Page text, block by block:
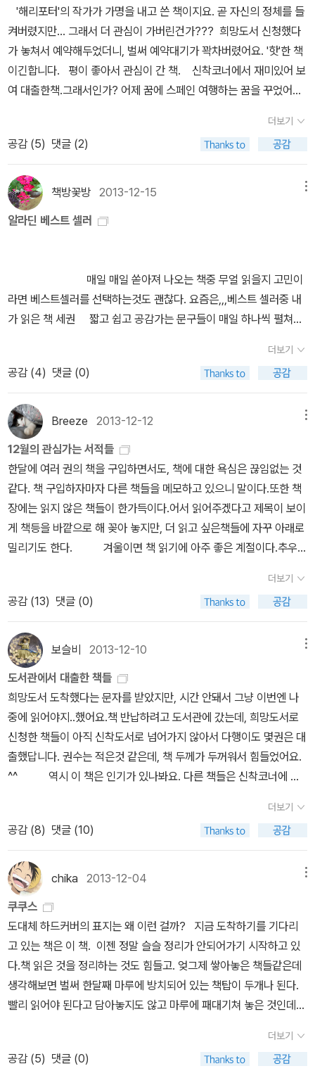
은 끝나지 않았다박경희 지음, 김인옥 그림 / 고려문화사 / 2014년 1
1월 어렸을 적에 (아마도 20대?) [여자 마흔 다섯] 이라는 소설을
읽었던 기억이 난다. 그 땐 내 나이 마흔 다섯엔 과연 무엇을 하며 어
떻게 살고 있을까 상상이 안 되었는데.... 이제는 그 나이 즈음에 다가
서고 있는 내 자신을 발견하게 된다. 내 마음은 아직도 20대인데...
그 자체만으로도 공감이 되었는데 책 소개 글을 읽고나선 더더욱 공
감을 하고 말았다. '맞아, 나의 봄은 아직 끝나지 않았어.' 내 나이 오
십. 멀지 않은 미래에 도달하게 될 오십에 난 그렇게 다시 봄을 맞이하
고 싶다. 그 이외에 요즘 새로나온 소설, 에세이를 중심으로 읽고 싶
은 책들을 살펴보았다. 헝거 게임 세트 3권이 50% 할인을 하고 있어
서 제일 관심이 가며, 최근 청와대에서도 리더쉽 강연도 하셨다는데
0월 해변빌라전경린 지음 / 자음과모음(이룸) / 2014년 10
월 무지개를 연주하는 소년히가시노 게이고 지음, 김난주 옮김 /
재인 / 2014년 9월 암스테르담 가라지 세일 두 번째김솔 지음 /
4년 10월 한입 코끼리황경신 지음 / 큐리어스 / 2014년 11월
모나코김기창 지음 / 민음사 / 2014년 10월 이반 오소킨의
인생 여행페테르 우스펜스키 지음, 공경희 옮김 / 연금술사 / 2014년
10월 별명의 달인구효서 지음 / 문학동네 / 2013년 9월 차
남들의 세계사이기호 지음 / 민음사 / 2014년 7월 여자라는 생
물마스다 미리 지음, 권남희 옮김 / 이봄 / 2014년 10월 자메이
카의 열풍리처드 휴스 지음, 김석희 옮김 / 문학과지성사 / 2014년 1
0월 내가 잠들기 전에S. J. 왓슨 지음, 김하락 옮김 / 랜덤하우스
코리아 / 2011년 7월 헝거 게임 세트 - 전3권수잔 콜린스 지음,
달 / 2009년 11월 리더는 사람을 버리지 않는다김성근 지음 / 이
와우 / 2013년 3월 한국 프로야구 30년 레전드 올스타신명철.
월 빚으로 지은 집아티프 미안 & 아미르 수피 지음, 박기영 옮김 /
열린책들 / 2014년 10월 나는 어떻게 일하는가비즈 스톤 지음,
유향란 옮김 / 다른 / 2014년 11월 인생의 축제가 시작되는 정리
의 발견곤도 마리에 지음, 홍성민 옮김 / 더난출판사 / 2014년 11월
그때 장자를 만났다강상구 지음 / 흐름출판 / 2014년 11월
백년식당박찬일 지음, 노중훈 사진 / 중앙M&B / 2014년 11월
EBS 다큐프라임 죽음EBS <데스> 제작팀 지음 / 책담 / 2014년 1
1월 진귀한 편지 박물관숀 어셔 엮음, 권진아 옮김 / 문학사상사
있는 편지가 들어있는 책이라고 생각한다. 제목처럼 편지 박물관이라
는 말에 눈에 확 띄는데, 꼭 읽어보고 싶고 우리 아이에게도 도움이 될
편지들이 들어있을 것 같아서 아이에게도 권하고 싶은 책이다. 하지
만 역시 가격이 다소 부담스러운 책이다. 다큐처럼 일하고 예능처럼
신나게정덕현 지음 / 중앙books(중앙북스) / 2014년 11월 우
리 아이 괜찮아요서천석 지음 / 예담Friend / 2014년 11월 대한민
국의 학부모는 정말 바빠요. 점점 공부하기 시작하는 연령대가 낮아
지는 아이들. 놀이터에서 뛰어노는 아이들이 줄어드는 슬픈 현실. 다
양한 과목의 공부 중에서 영어공부는 가장 큰 숙제라고 생각하는데,
영어전문가 문단열 선생님의 영어교육에 대한 입장은 어떠한지 [문달
열의 아이가 행복해지는 영어공부법] 책을 통해 그의 생각을 엿보고
싶다. 문단열의 아이가 행복해지는 영어공부법문단열 지음 / 내일
을여는책 / 2014년 10월 잠수네 프리스쿨 영어공부법이신애 지
이야기였다. 어른이 되려면, 이곳에서 벗어나려면, 좀 더 나은 곳으로
가려면, 치러야 하는 희생들, 버려야 하는 소중한 것들. 그래, 이건 해
피엔딩인가? 나는 모르겠다. '넌 날 사랑해.진짜야. 가짜야?''진짜야.
' 왜 이렇게 슬프기만 한 걸까. 112. 여자끼리 떠나는 세계 여행 - 매
리베스 본드 이건 나의 문제다. 여자끼리 떠나고 싶지 않다. -_- 그렇
다고 남자와 가는 여행은 더 끔찍하다. 떠난다면, 혼자다. 이 책의 미
덕은 존재한다. 아주 오랜만에, 여행하고 싶다고 느꼈다. 아르헨티나
인생수업 - 법륜 종교는 없지만 스님의 법륜스님의 책을 좋아한다. 딱
히 새로운 내용은 없지만, 인생이 뭐 그러하지 않나. 뭐 새로운 건 없
다는. 114. 고독한 밤의 코코아 - 다나베 세이코 1928년 생 작가
머리를 채우고 싶다. 115. 독서공감 사람을 읽다. - 이유경 역시
좋은 글은 종이책으로 손에 들고, 다시 음미할 때 더 빛납니다. 다락방
님 수고 많으셨어요. 감사합니다. ^^ 116. 117. 쿠쿠스 콜링
들. 그러나 조앤 K 롤링이 작가임을 밝히지 않았더라면 이 책이 우리
나라에 번역이나 됐을까? 아마 아닐 듯. -_-; 118. 식전 - 장인용
올해의 마지막 책 음식에 관한 책을 워낙 좋아해서 신문에 난 신간서
평을 읽고 구입하게 되었는데.. 생각과는 달랐으나 -_- 재미있게 읽었
다. 마지막 페이지를 덮고 티비를 틀었더니 보신각 타종 ^^ -------
------------------------------------------------------------
-------------------------------------------- 결혼식 전날 - 호
즈미 흑흑. 길지 않은 단편만화집인데, 읽는 내내 훌쩍 훌쩍 ㅠ_ㅠ너
무 사랑스러워서 함께 근무하는 후배 빌려줬는데, 분명 그냥 빌려준
건데! 선물 한 거 아닌데!! 아직도 돌려받지 못했다는. ㅠ_ㅠ 한 권 더
살까보다. ㅠ_ㅠ;;;;;;;;;;;;;;;;; 알라디너 여러분들. 모두 모두 HAPP
'해리포터'의 작가가 가명을 내고 쓴 책이지요. 곧 자신의 정체를 들
켜버렸지만... 그래서 더 관심이 가버린건가??? 희망도서 신청했다
가 놓쳐서 예약해두었더니, 벌써 예약대기가 꽉차버렸어요. '핫'한 책
이긴합니다. 평이 좋아서 관심이 간 책. 신착코너에서 재미있어 보
여 대출한책.그래서인가? 어제 꿈에 스페인 여행하는 꿈을 꾸었어요.
지 궁금한책. ^^ 보르코 시건 4번째 책이 올해 출간되어 정말 다행
이예요. 아직 판매도도 괜찮으니 다음 시리즈들도 출간되겠지요. ^^
더보기
공감 (5) 댓글 (2)
책방꽃방 2013-12-15
알라딘 베스트 셀러
라면 베스트셀러를 선택하는것도 괜찮다. 요즘은,,,베스트 셀러중 내
가 읽은 책 세권 짧고 쉽고 공감가는 문구들이 매일 하나씩 펼쳐보
글씨에 대한 쉽고 재미난 해설을 들을 수 있는 책,그냥 집에 두고 두고
보면 좋은 책, 꼭 카톨릭 신부의 신앙간증 같은 책이지만우리
의 아픈 전쟁의 상처를 돌아보게 하며사랑이 기적을 이루는 아니 기
적이 사랑이 되는 그런 이야기다. 추운 겨울 움츠러드는 마음에 따스
한 물이 고이게 하는,,,우리는 왜? 라는 질문을 종종 하게 되는데 그의
생을 통해 그 질문을 계속하게 되는 책, 이 세권은 추천할만한 책
이다.
더보기
공감 (4) 댓글 (0)
Breeze 2013-12-12
12월의 관심가는 서적들
한달에 여러 권의 책을 구입하면서도, 책에 대한 욕심은 끊임없는 것
같다. 책 구입하자마자 다른 책들을 메모하고 있으니 말이다.또한 책
장에는 읽지 않은 책들이 한가득이다.어서 읽어주겠다고 제목이 보이
게 책등을 바깥으로 해 꽂아 놓지만, 더 읽고 싶은책들에 자꾸 아래로
밀리기도 한다. 겨울이면 책 읽기에 아주 좋은 계절이다.추우니
이렇게 읽고 싶은 책들이 자꾸 생겨나는데,책 읽는 사람들은 한정되
어 있나 보다.신문에 일 년에 책을 한 권도 읽지 않는 사람이 태반이라
니.믿을수 없을 정도다. 내가 보는 이웃들은 모두 책에 목
을 메고 있는데 말이다.책이 쌓여 있어도 책에 욕심내는 사람들이 너
무 많은 걸 발견했다. 책을 꽤 구입한다고 생각해도,
이렇게나 많은 책을 아직 구입하지 못하고 있다니.좋은 책만을 골라
서 볼수도 없고, 재미있는 책만을 골라서 볼수도 없다. 한달에 시집을
한 권이라도 읽자 만날 다짐하지만, 생각처럼 되지 않는다.간간히 구
입하기는 하지만 소설에 자꾸 밀리고 마는데,, 구입하고 싶은 시집들
도 신작이 꽤 나왔다. 한해를 마무리 해야하는 12월의
아침.새로 나온 책들이 뭐가 있을까 둘러보며, 기분 좋은 느낌을 받았
다.한 해를 책으로 시작해서 책으로 끝나는 느낌도 꽤 괜찮다. 깊어가
는 겨울에 따뜻한 아랫목에 엎드려 책을 들여다보던 어린시절이 그리
글만리> 세트가 있어서 빌려 읽을까 고민중인데, 이렇게 턱하니 태백
산맥 핸드북을 선물로 줘버리면 나는 무척이나 고민된다. 이를 어쩌
나, 오늘 구입을 해 말어.
더보기
공감 (13) 댓글 (0)
보슬비 2013-12-10
도서관에서 대출한 책들
희망도서 도착했다는 문자를 받았지만, 시간 안돼서 그냥 이번엔 나
중에 읽어야지..했어요.책 반납하려고 도서관에 갔는데, 희망도서로
신청한 책들이 아직 신착도서로 넘어가지 않아서 다행이도 몇권은 대
출했답니다. 권수는 적은것 같은데, 책 두께가 두꺼워서 힘들었어요.
^^ 역시 이 책은 인기가 있나봐요. 다른 책들은 신착코너에 안
더보기
공감 (8) 댓글 (10)
chika 2013-12-04
쿠쿠스
도대체 하드커버의 표지는 왜 이런 걸까? 지금 도착하기를 기다리
고 있는 책은 이 책. 이젠 정말 슬슬 정리가 안되어가기 시작하고 있
다.책 읽은 것을 정리하는 것도 힘들고. 엊그제 쌓아놓은 책들같은데
생각해보면 벌써 한달째 마루에 방치되어 있는 책탑이 두개나 된다.
빨리 읽어야 된다고 담아놓지도 않고 마루에 패대기쳐 놓은 것인데
면 조금은 심심하게 읽히게 되는 책인지 모르겠지만 읽다보면 조금씩
더보기
공감 (5) 댓글 (0)